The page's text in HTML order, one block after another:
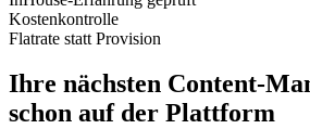
Kostenkontrolle
Flatrate statt Provision
Ihre nächsten Content-
schon auf der Plattform